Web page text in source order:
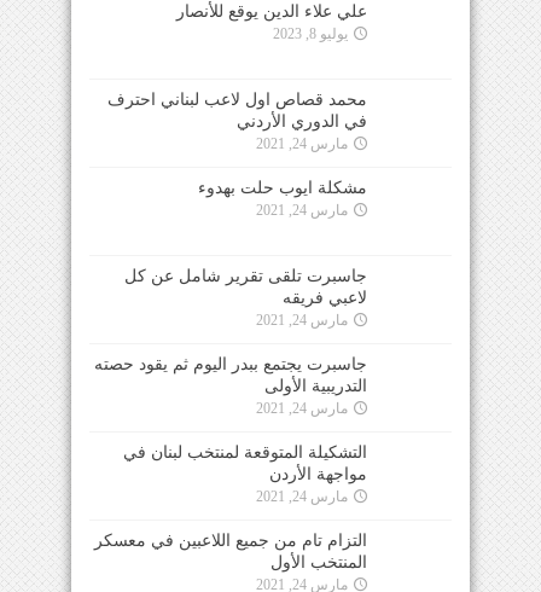
علي علاء الدين يوقع للأنصار
يوليو 8, 2023
محمد قصاص اول لاعب لبناني احترف
في الدوري الأردني
مارس 24, 2021
مشكلة ايوب حلت بهدوء
مارس 24, 2021
جاسبرت تلقى تقرير شامل عن كل
لاعبي فريقه
مارس 24, 2021
جاسبرت يجتمع ببدر اليوم ثم يقود حصته
التدريبية الأولى
مارس 24, 2021
التشكيلة المتوقعة لمنتخب لبنان في
مواجهة الأردن
مارس 24, 2021
التزام تام من جميع اللاعبين في معسكر
المنتخب الأول
مارس 24, 2021